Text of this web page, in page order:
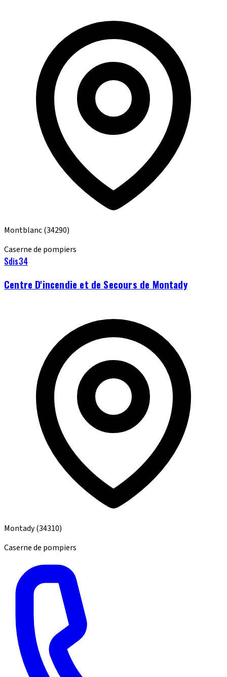
Montblanc(34290)
Caserne de pompiers
Sdis34
Centre D'incendie et de Secours de Montady
Montady(34310)
Caserne de pompiers